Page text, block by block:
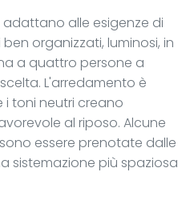
adattano alle esigenze di
organizzati, luminosi, in
a quattro persone a
L'arredamento è
i toni neutri creano
al riposo. Alcune
essere prenotate dalle
sistemazione più spaziosa